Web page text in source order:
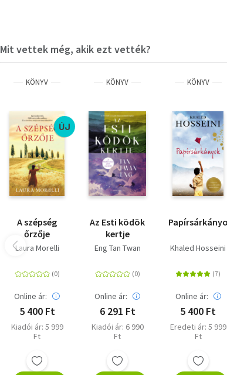
Mit vettek még, akik ezt vették?
KÖNYV
ÚJ
A szépség
őrzője
Laura Morelli
Online ár:
5 400 Ft
Kiadói ár: 5 999
Ft
KÖNYV
Az Esti ködök
kertje
Eng Tan Twan
Online ár:
6 291 Ft
Kiadói ár: 6 990
Ft
KÖNYV
Papírsárkányok
Khaled Hosseini
Online ár:
5 400 Ft
Eredeti ár: 5 999
Ft